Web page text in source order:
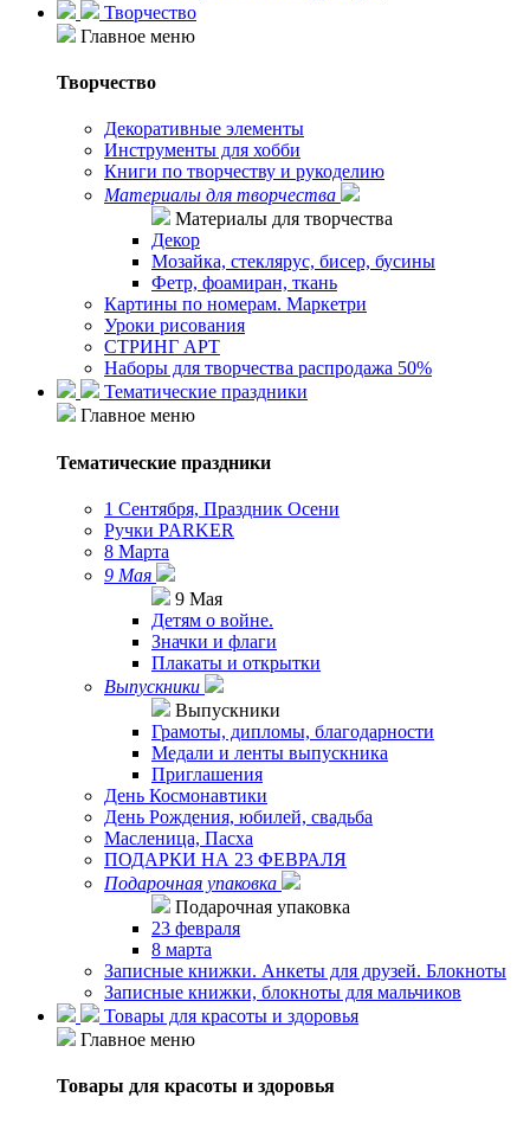
Творчество
Главное меню
Творчество
Декоративные элементы
Инструменты для хобби
Книги по творчеству и рукоделию
Материалы для творчества
Материалы для творчества
Декор
Мозайка, стеклярус, бисер, бусины
Фетр, фоамиран, ткань
Картины по номерам. Маркетри
Уроки рисования
СТРИНГ АРТ
Наборы для творчества распродажа 50%
Тематические праздники
Главное меню
Тематические праздники
1 Сентября, Праздник Осени
Ручки PARKER
8 Марта
9 Мая
9 Мая
Детям о войне.
Значки и флаги
Плакаты и открытки
Выпускники
Выпускники
Грамоты, дипломы, благодарности
Медали и ленты выпускника
Приглашения
День Космонавтики
День Рождения, юбилей, свадьба
Масленица, Пасха
ПОДАРКИ НА 23 ФЕВРАЛЯ
Подарочная упаковка
Подарочная упаковка
23 февраля
8 марта
Записные книжки. Анкеты для друзей. Блокноты
Записные книжки, блокноты для мальчиков
Товары для красоты и здоровья
Главное меню
Товары для красоты и здоровья